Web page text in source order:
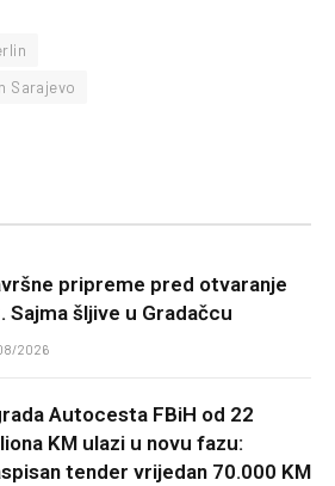
Sarajevo
pripreme pred otvaranje
Sajma šljive u Gradačcu
2026
Autocesta FBiH od 22
KM ulazi u novu fazu:
tender vrijedan 70.000 KM